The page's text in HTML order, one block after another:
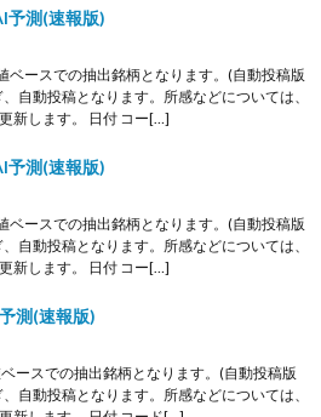
予測(速報版)
ベースでの抽出銘柄となります。(自動投稿版
自動投稿となります。所感などについては、
新します。 日付 コー[…]
予測(速報版)
ベースでの抽出銘柄となります。(自動投稿版
自動投稿となります。所感などについては、
新します。 日付 コー[…]
測(速報版)
ースでの抽出銘柄となります。(自動投稿版
自動投稿となります。所感などについては、